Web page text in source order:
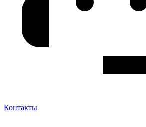
Контакты